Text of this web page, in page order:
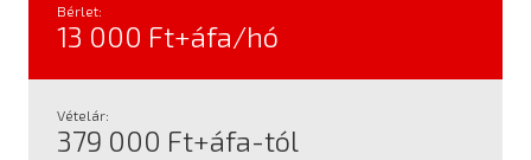
Bérlet:
13 000 Ft+áfa/hó
Vételár:
379 000 Ft+áfa-tól